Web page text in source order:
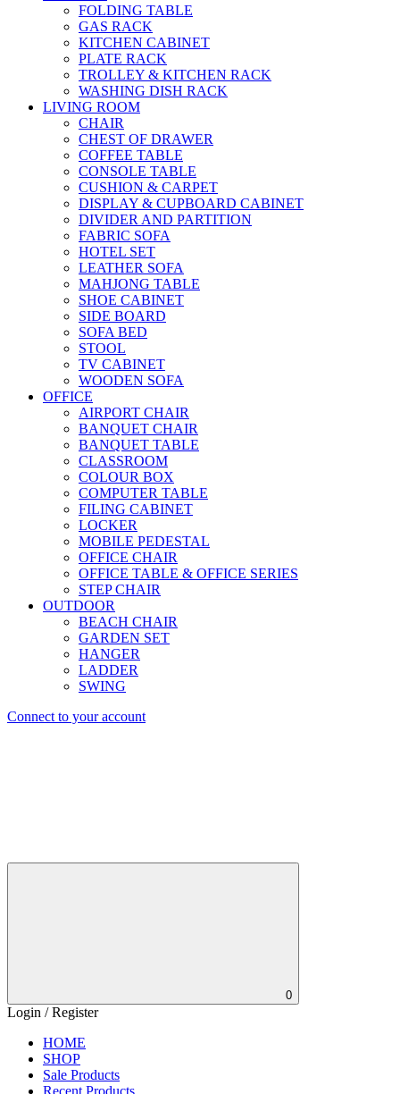
FOLDING TABLE
GAS RACK
KITCHEN CABINET
PLATE RACK
TROLLEY & KITCHEN RACK
WASHING DISH RACK
LIVING ROOM
CHAIR
CHEST OF DRAWER
COFFEE TABLE
CONSOLE TABLE
CUSHION & CARPET
DISPLAY & CUPBOARD CABINET
DIVIDER AND PARTITION
FABRIC SOFA
HOTEL SET
LEATHER SOFA
MAHJONG TABLE
SHOE CABINET
SIDE BOARD
SOFA BED
STOOL
TV CABINET
WOODEN SOFA
OFFICE
AIRPORT CHAIR
BANQUET CHAIR
BANQUET TABLE
CLASSROOM
COLOUR BOX
COMPUTER TABLE
FILING CABINET
LOCKER
MOBILE PEDESTAL
OFFICE CHAIR
OFFICE TABLE & OFFICE SERIES
STEP CHAIR
OUTDOOR
BEACH CHAIR
GARDEN SET
HANGER
LADDER
SWING
Connect to your account
0
Login / Register
HOME
SHOP
Sale Products
Recent Products